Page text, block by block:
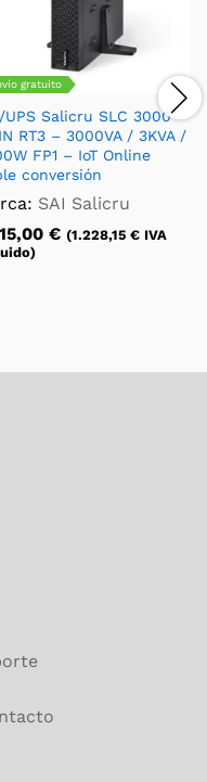
gratuito
UPS Salicru SLC 3000
RT3 – 3000VA / 3KVA /
FP1 – IoT Online
conversión
SAI Salicru
€ (1.228,15 € IVA